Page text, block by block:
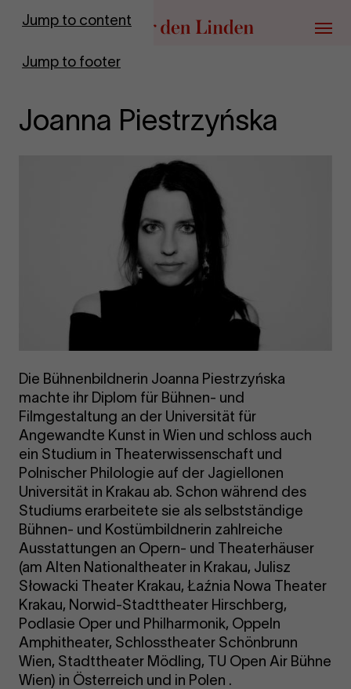
Jump to content
Jump to footer
Go to homepage
Menu
Joanna Piestrzyńska
Die Bühnenbildnerin Joanna Piestrzyńska
machte ihr Diplom für Bühnen- und
Filmgestaltung an der Universität für
Angewandte Kunst in Wien und schloss auch
ein Studium in Theaterwissenschaft und
Polnischer Philologie auf der Jagiellonen
Universität in Krakau ab. Schon während des
Studiums erarbeitete sie als selbstständige
Bühnen- und Kostümbildnerin zahlreiche
Ausstattungen an Opern- und Theaterhäuser
(am Alten Nationaltheater in Krakau, Julisz
Słowacki Theater Krakau, Łaźnia Nowa Theater
Krakau, Norwid-Stadttheater Hirschberg,
Podlasie Oper und Philharmonik, Oppeln
Amphitheater, Schlosstheater Schönbrunn
Wien, Stadttheater Mödling, TU Open Air Bühne
Wien) in Österreich und in Polen .